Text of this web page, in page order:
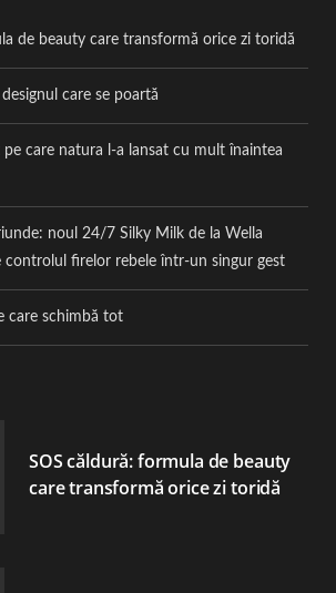
de beauty care transformă orice zi toridă
care se poartă
care natura l-a lansat cu mult înaintea
noul 24/7 Silky Milk de la Wella
controlul firelor rebele într-un singur gest
care schimbă tot
SOS căldură: formula de beauty
care transformă orice zi toridă